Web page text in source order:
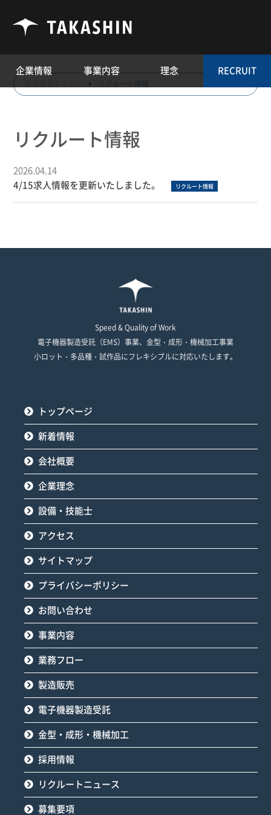
リクルート情報
リクルート情報
2026.04.14
4/15求人情報を更新いたしました。 リクルート情報
Speed & Quality of Work
電子機器製造受託（EMS）事業、金型・成形・機械加工事業
小ロット・多品種・試作品にフレキシブルに対応いたします。
トップページ
新着情報
会社概要
企業理念
設備・技能士
アクセス
サイトマップ
プライバシーポリシー
お問い合わせ
事業内容
業務フロー
製造販売
電子機器製造受託
金型・成形・機械加工
採用情報
リクルートニュース
募集要項
企業情報 事業内容 理念 RECRUIT